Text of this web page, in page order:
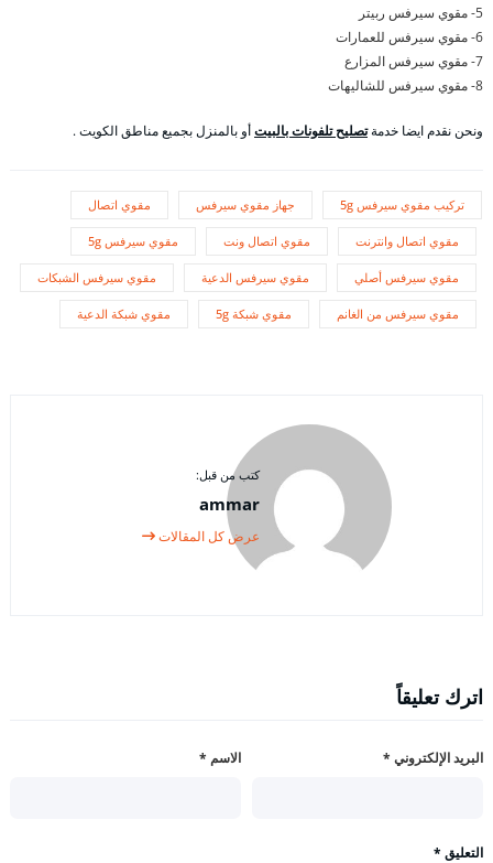
5- مقوي سيرفس ربيتر
6- مقوي سيرفس للعمارات
7- مقوي سيرفس المزارع
8- مقوي سيرفس للشاليهات
ونحن نقدم ايضا خدمةتصليح تلفونات بالبيتأو بالمنزل بجميع مناطق الكويت .
تركيب مقوي سيرفس 5g جهاز مقوي سيرفس مقوي اتصال
مقوي اتصال وانترنت مقوي اتصال ونت مقوي سيرفس 5g
مقوي سيرفس أصلي مقوي سيرفس الدعية مقوي سيرفس الشبكات
مقوي سيرفس من الغانم مقوي شبكة 5g مقوي شبكة الدعية
كتب من قبل:
ammar
عرض كل المقالات
اترك تعليقاً
الاسم * البريد الإلكتروني *
التعليق *